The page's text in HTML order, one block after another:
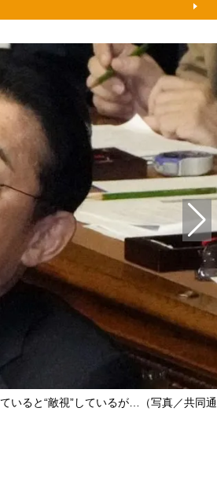
いると“敵視”しているが…（写真／共同通